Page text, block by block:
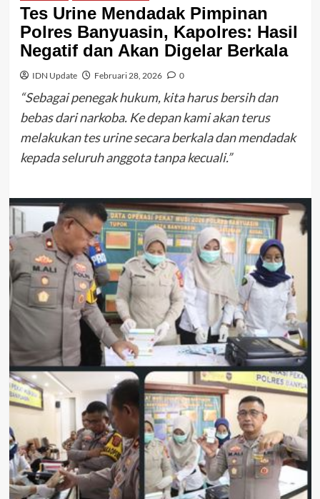
Tes Urine Mendadak Pimpinan
Polres Banyuasin, Kapolres: Hasil
Negatif dan Akan Digelar Berkala
IDN Update Februari 28, 2026 0
“Sebagai penegak hukum, kita harus bersih dan
bebas dari narkoba. Ke depan kami akan terus
melakukan tes urine secara berkala dan mendadak
kepada seluruh anggota tanpa kecuali.”